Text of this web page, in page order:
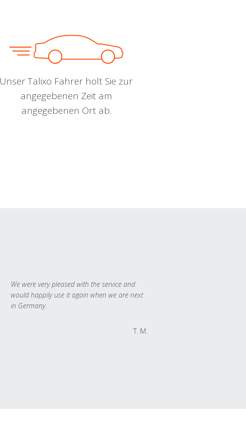
Unser Talixo Fahrer holt Sie zur
angegebenen Zeit am
angegebenen Ort ab.
We were very pleased with the service and
would happily use it again when we are next
in Germany.
T. M.